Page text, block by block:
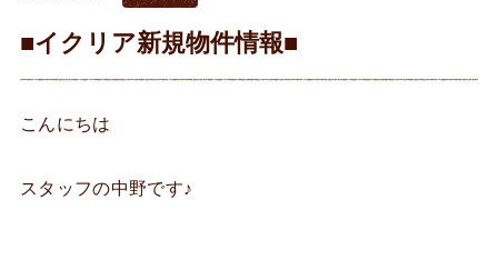
■イクリア新規物件情報■
こんにちは
スタッフの中野です♪